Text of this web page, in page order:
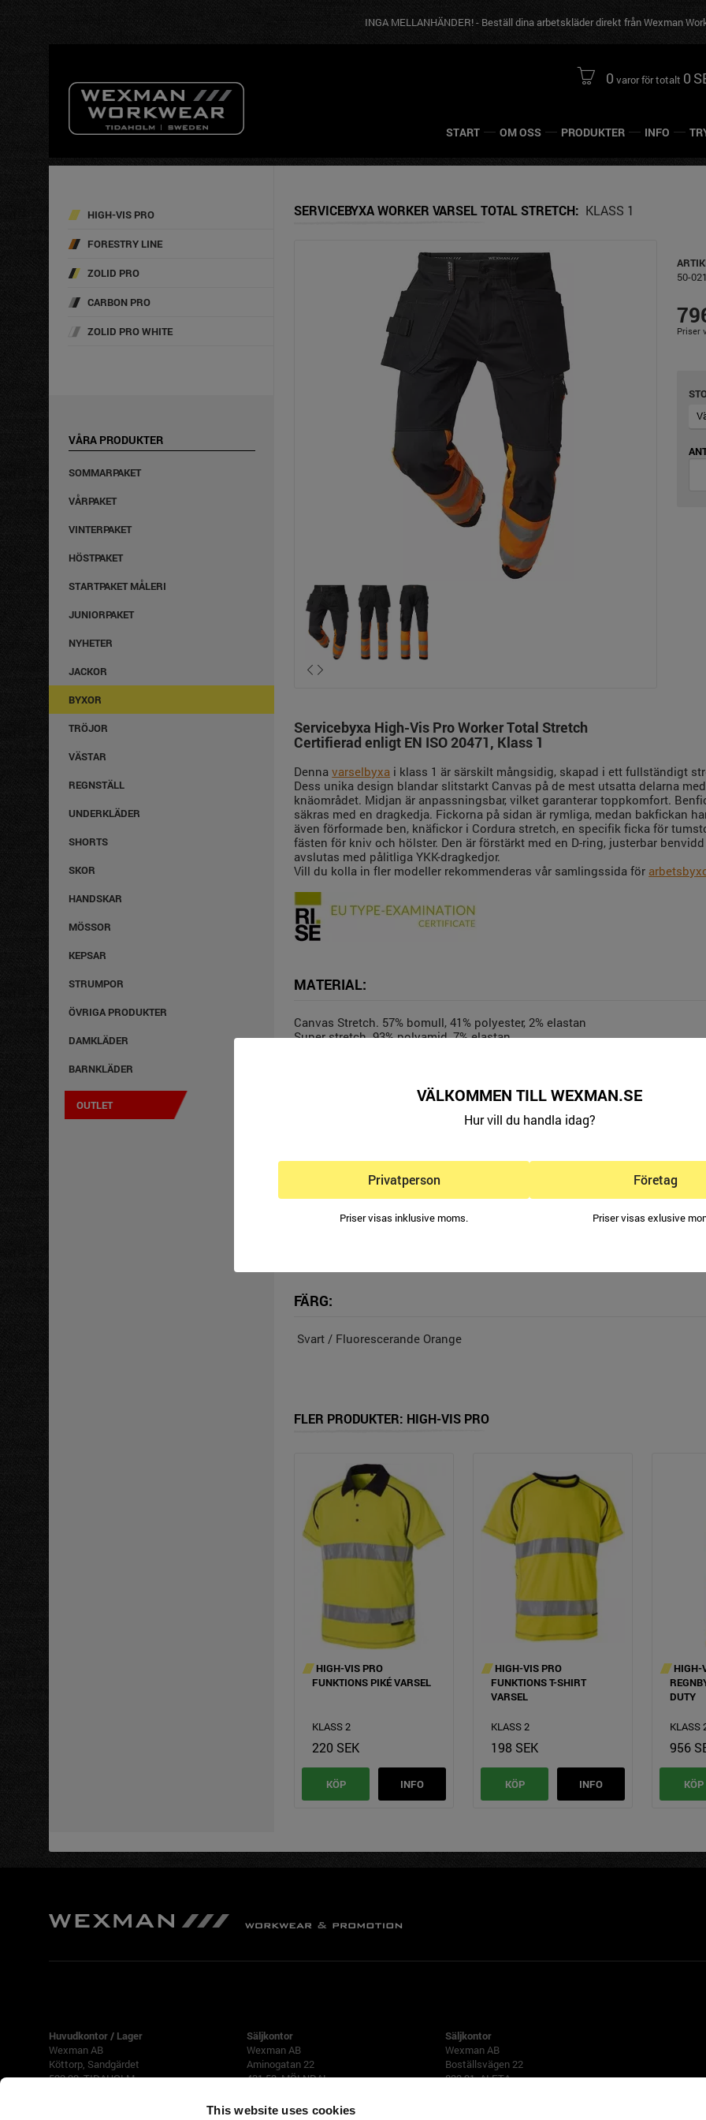
This website uses cookies
INGA MELLANHÄNDER! - Beställ dina arbetskläder direkt från Wexman Workwear
0 varor för totalt 0
START OM OSS PRODUKTER INFO
HIGH-VIS PRO
FORESTRY LINE
ZOLID PRO
CARBON PRO
ZOLID PRO WHITE
VÅRA PRODUKTER
SOMMARPAKET
VÅRPAKET
VINTERPAKET
HÖSTPAKET
STARTPAKET MÅLERI
JUNIORPAKET
NYHETER
JACKOR
BYXOR
TRÖJOR
VÄSTAR
REGNSTÄLL
UNDERKLÄDER
SHORTS
SKOR
HANDSKAR
MÖSSOR
KEPSAR
STRUMPOR
ÖVRIGA PRODUKTER
DAMKLÄDER
BARNKLÄDER
OUTLET
SERVICEBYXA WORKER VARSEL TOTAL STRETCH KLASS 1
50-
Priser
Servicebyxa High-Vis Pro Worker Total Stretch
Certifierad enligt EN ISO 20471, Klass 1
Dennavarselbyxa i klass 1 är särskilt mångsidig, skapad i ett fullständigt
Dess unika design blandar slitstarkt Canvas på de mest utsatta delarna
knäområdet. Midjan är anpassningsbar, vilket garanterar toppkomfort.
säkras med en dragkedja. Fickorna på sidan är rymliga, medan bakfickan
även förformade ben, knäfickor i Cordura stretch, en specifik ficka för
fästen för kniv och hölster. Den är förstärkt med en D-ring, justerbar
avslutas med pålitliga YKK-dragkedjor.
Vill du kolla in fler modeller rekommenderas vår samlingssida för
MATERIAL:
Canvas Stretch. 57% bomull, 41% polyester, 2% elastan
Super stretch. 93% polyamid, 7% elastan
FÄRG:
Svart / Fluorescerande Orange
FLER PRODUKTER: HIGH-VIS PRO
HIGH-VIS PRO
FUNKTIONS PIKÉ VARSEL
KLASS 2
220 SEK
KÖP INFO
HIGH-VIS PRO
FUNKTIONS T-SHIRT
VARSEL
KLASS 2
198 SEK
KÖP INFO
HIGH-
DUTY
KLASS
956
KÖP
VÄLKOMMEN TILL WEXMAN.SE
Hur vill du handla idag?
Privatperson
Priser visas inklusive moms.
Företag
Priser visas exlusive
Huvudkontor / Lager
Wexman AB
Köttorp, Sandgärdet
522 92 TIDAHOLM
Säljkontor
Wexman AB
Aminogatan 22
431 53 MÖLNDAL
Tfn 031-87 42 40
Säljkontor
Wexman AB
Boställsvägen 22
822 91 ALFTA